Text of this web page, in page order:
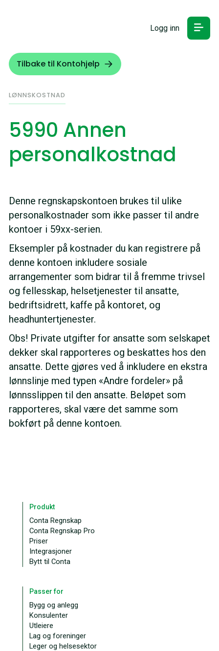
Logg inn
Tilbake til Kontohjelp
LØNNSKOSTNAD
5990 Annen
personalkostnad
Denne regnskapskontoen brukes til ulike
personalkostnader som ikke passer til andre
kontoer i 59xx-serien.
Eksempler på kostnader du kan registrere på
denne kontoen inkludere sosiale
arrangementer som bidrar til å fremme trivsel
og fellesskap, helsetjenester til ansatte,
bedriftsidrett, kaffe på kontoret, og
headhuntertjenester.
Obs! Private utgifter for ansatte som selskapet
dekker skal rapporteres og beskattes hos den
ansatte. Dette gjøres ved å inkludere en ekstra
lønnslinje med typen «Andre fordeler» på
lønnsslippen til den ansatte. Beløpet som
rapporteres, skal være det samme som
bokført på denne kontoen.
Produkt
Conta Regnskap
Conta Regnskap Pro
Priser
Integrasjoner
Bytt til Conta
Passer for
Bygg og anlegg
Konsulenter
Utleiere
Lag og foreninger
Leger og helsesektor